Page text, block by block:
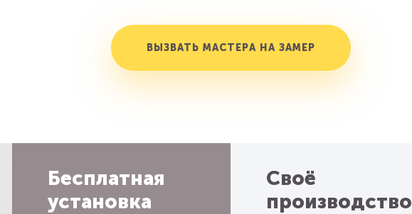
ВЫЗВАТЬ МАСТЕРА НА ЗАМЕР
Бесплатная
установка
Своё
производство